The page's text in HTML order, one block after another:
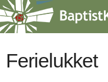
Spring
menu
over
gåFerielukket